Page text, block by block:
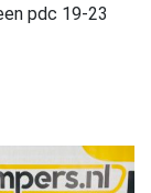
pdc 19-23